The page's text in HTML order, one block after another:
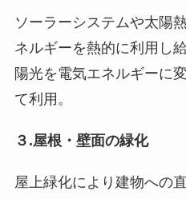
ソーラーシステムや太陽
ネルギーを熱的に利用し
陽光を電気エネルギーに
て利用。
３.屋根・壁面の緑化
屋上緑化により建物への